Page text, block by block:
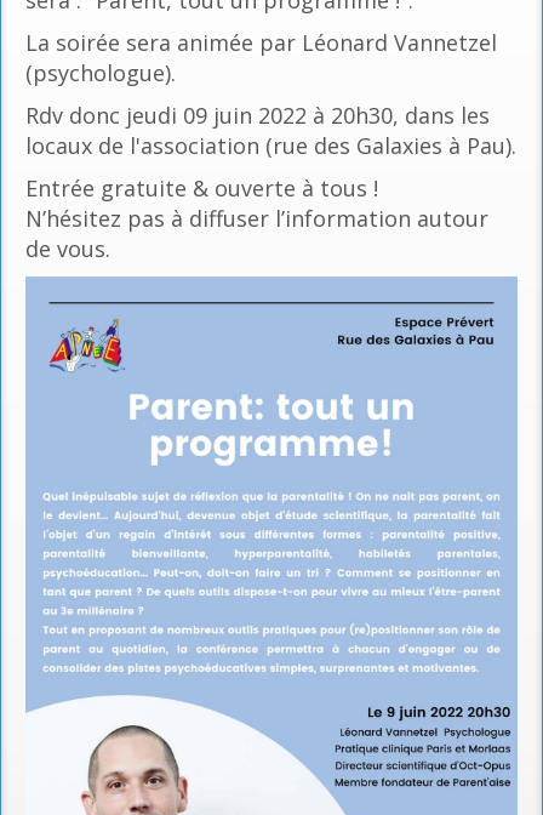
La soirée sera animée par Léonard Vannetzel
(psychologue).
Rdv donc jeudi 09 juin 2022 à 20h30, dans les
locaux de l'association (rue des Galaxies à Pau).
Entrée gratuite & ouverte à tous !
N’hésitez pas à diffuser l’information autour
de vous.